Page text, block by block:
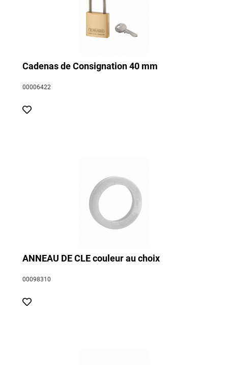
Cadenas de Consignation 40 mm
00006422
ANNEAU DE CLE couleur au choix
00098310